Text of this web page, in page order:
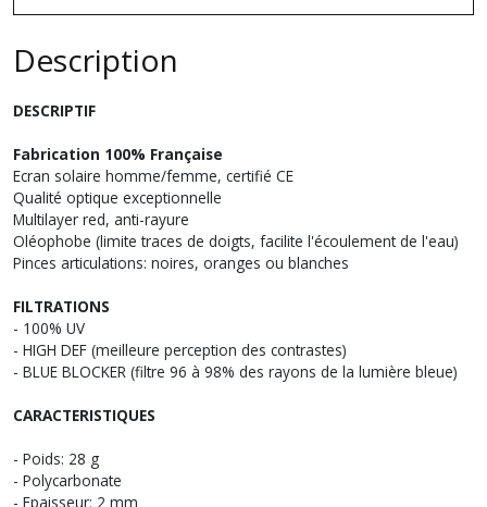
Description
DESCRIPTIF
Fabrication 100% Française
Ecran solaire homme/femme, certifié CE
Qualité optique exceptionnelle
Multilayer red, anti-rayure
Oléophobe (limite traces de doigts, facilite l'écoulement de l'eau)
Pinces articulations: noires, oranges ou blanches
FILTRATIONS
- 100% UV
- HIGH DEF (meilleure perception des contrastes)
- BLUE BLOCKER (filtre 96 à 98% des rayons de la lumière bleue)
CARACTERISTIQUES
- Poids: 28 g
- Polycarbonate
- Epaisseur: 2 mm